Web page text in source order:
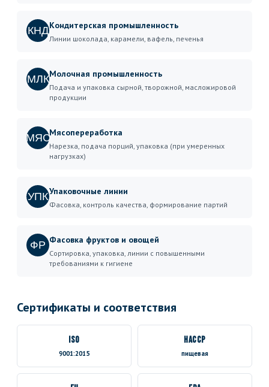
КНДКондитерская промышленность
Линии шоколада, карамели, вафель, печенья
МЛКМолочная промышленность
Подача и упаковка сырной, творожной, масложировой
продукции
МЯСМясопереработка
Нарезка, подача порций, упаковка (при умеренных
нагрузках)
УПКУпаковочные линии
Фасовка, контроль качества, формирование партий
ФР Фасовка фруктов и овощей
Сортировка, упаковка, линии с повышенными
требованиями к гигиене
Сертификаты и соответствия
ISO
9001:2015
HACCP
пищевая